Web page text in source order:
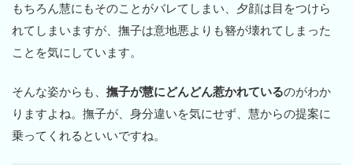
もちろん慧にもそのことがバレてしまい、夕顔は目をつけら
れてしまいますが、撫子は意地悪よりも簪が壊れてしまった
ことを気にしています。
そんな姿からも、 撫子が慧にどんどん惹かれているのがわか
りますよね。撫子が、身分違いを気にせず、慧からの提案に
乗ってくれるといいですね。